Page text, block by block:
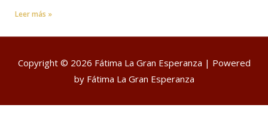
Leer más »
Copyright © 2026 Fátima La Gran Esperanza | Powered
by Fátima La Gran Esperanza